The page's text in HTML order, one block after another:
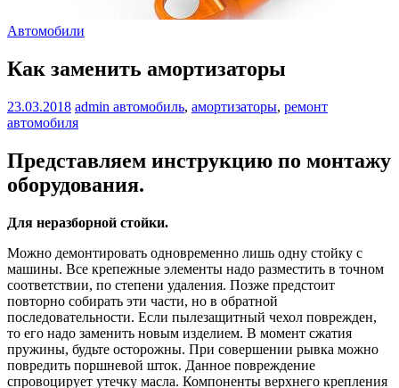
Автомобили
Как заменить амортизаторы
23.03.2018 admin автомобиль, амортизаторы, ремонт
автомобиля
Представляем инструкцию по монтажу
оборудования.
Для неразборной стойки.
Можно демонтировать одновременно лишь одну стойку с
машины. Все крепежные элементы надо разместить в точном
соответствии, по степени удаления. Позже предстоит
повторно собирать эти части, но в обратной
последовательности. Если пылезащитный чехол поврежден,
то его надо заменить новым изделием. В момент сжатия
пружины, будьте осторожны. При совершении рывка можно
повредить поршневой шток. Данное повреждение
спровоцирует утечку масла. Компоненты верхнего крепления